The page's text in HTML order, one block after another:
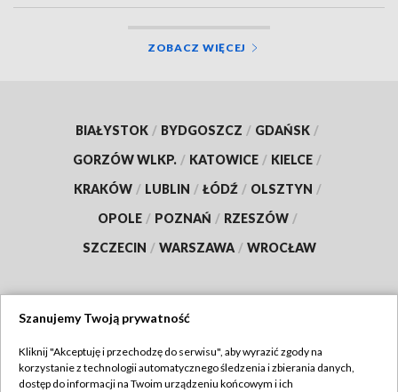
ZOBACZ WIĘCEJ
BIAŁYSTOK / BYDGOSZCZ / GDAŃSK /
GORZÓW WLKP. / KATOWICE / KIELCE /
KRAKÓW / LUBLIN / ŁÓDŹ / OLSZTYN /
OPOLE / POZNAŃ / RZESZÓW /
SZCZECIN / WARSZAWA / WROCŁAW
TVP
Szanujemy Twoją prywatność
Kliknij "Akceptuję i przechodzę do serwisu", aby wyrazić zgody na
korzystanie z technologii automatycznego śledzenia i zbierania danych,
dostęp do informacji na Twoim urządzeniu końcowym i ich